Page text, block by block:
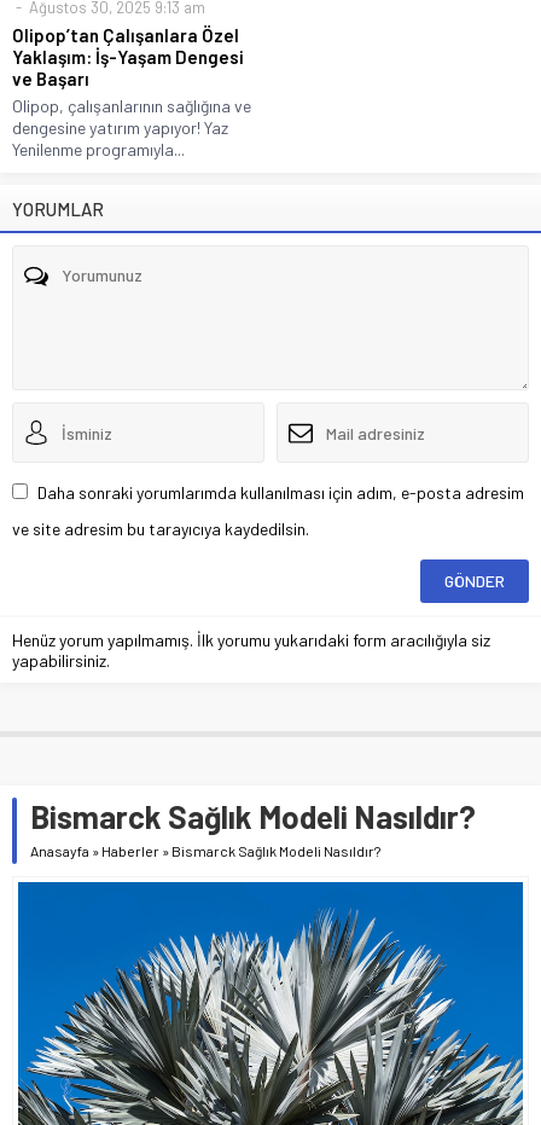
Ağustos 30, 2025 9:13 am
Olipop’tan Çalışanlara Özel
Yaklaşım: İş-Yaşam Dengesi
ve Başarı
Olipop, çalışanlarının sağlığına ve
dengesine yatırım yapıyor! Yaz
Yenilenme programıyla...
YORUMLAR
Daha sonraki yorumlarımda kullanılması için adım, e-posta adresim
ve site adresim bu tarayıcıya kaydedilsin.
Henüz yorum yapılmamış. İlk yorumu yukarıdaki form aracılığıyla siz
yapabilirsiniz.
Bismarck Sağlık Modeli Nasıldır?
Anasayfa » Haberler » Bismarck Sağlık Modeli Nasıldır?